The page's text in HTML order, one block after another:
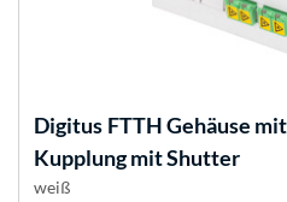
Digitus FTTH Gehäuse
Kupplung mit Shutter
weiß